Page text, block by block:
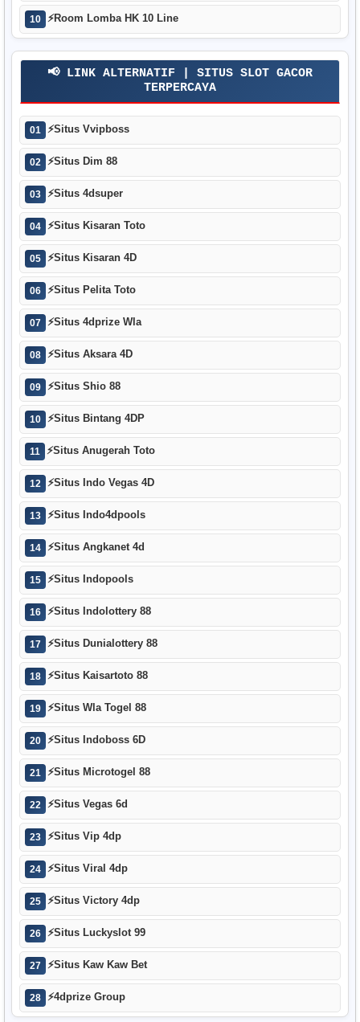
10 ⚡Room Lomba HK 10 Line
📢 LINK ALTERNATIF | SITUS SLOT GACOR
TERPERCAYA
01 ⚡Situs Vvipboss
02 ⚡Situs Dim 88
03 ⚡Situs 4dsuper
04 ⚡Situs Kisaran Toto
05 ⚡Situs Kisaran 4D
06 ⚡Situs Pelita Toto
07 ⚡Situs 4dprize Wla
08 ⚡Situs Aksara 4D
09 ⚡Situs Shio 88
10 ⚡Situs Bintang 4DP
11 ⚡Situs Anugerah Toto
12 ⚡Situs Indo Vegas 4D
13 ⚡Situs Indo4dpools
14 ⚡Situs Angkanet 4d
15 ⚡Situs Indopools
16 ⚡Situs Indolottery 88
17 ⚡Situs Dunialottery 88
18 ⚡Situs Kaisartoto 88
19 ⚡Situs Wla Togel 88
20 ⚡Situs Indoboss 6D
21 ⚡Situs Microtogel 88
22 ⚡Situs Vegas 6d
23 ⚡Situs Vip 4dp
24 ⚡Situs Viral 4dp
25 ⚡Situs Victory 4dp
26 ⚡Situs Luckyslot 99
27 ⚡Situs Kaw Kaw Bet
28 ⚡4dprize Group